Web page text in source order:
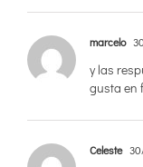
marcelo
y las
gusta en
Celeste